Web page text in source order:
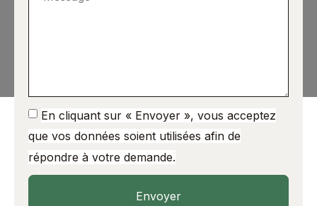
En cliquant sur « Envoyer », vous acceptez
que vos données soient utilisées afin de
répondre à votre demande.
Envoyer